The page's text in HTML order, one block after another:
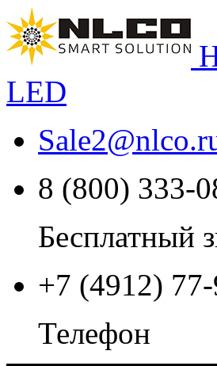
LED
Sale2@
8 (800) 333-
Бесплатный
+7 (4912)
Телефон